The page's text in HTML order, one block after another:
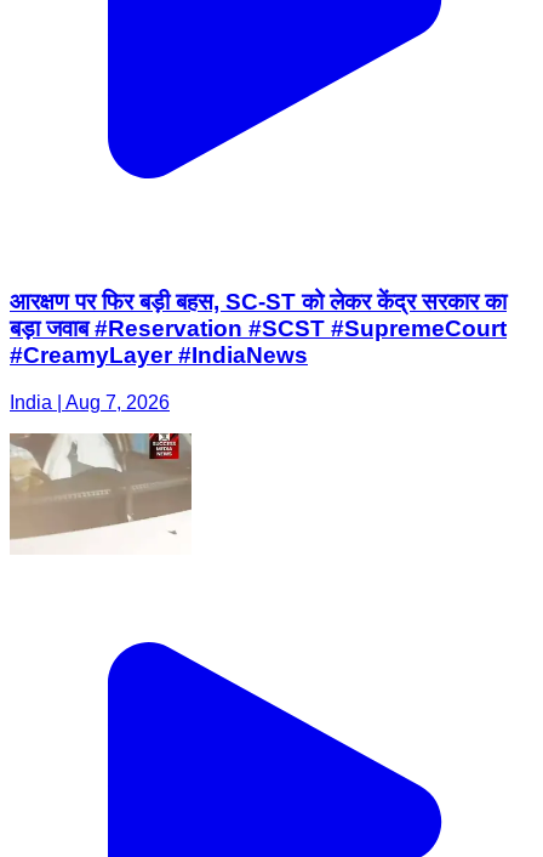
आरक्षण पर फिर बड़ी बहस, SC-ST को लेकर केंद्र सरकार का
बड़ा जवाब #Reservation #SCST #SupremeCourt
#CreamyLayer #IndiaNews
India | Aug 7, 2026